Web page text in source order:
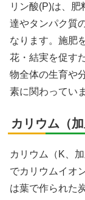
リン酸(P)は、
達やタンパク質
なります。施肥
花・結実を促す
物全体の生育や
素に関わってい
カリウム（
カリウム（K、
でカリウムイオ
は葉で作られた